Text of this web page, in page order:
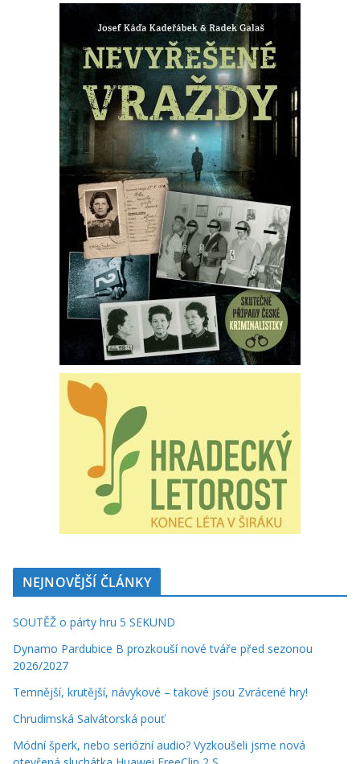
NEJNOVĚJŠÍ ČLÁNKY
SOUTĚŽ o párty hru 5 SEKUND
Dynamo Pardubice B prozkouší nové tváře před sezonou
2026/2027
Temnější, krutější, návykové – takové jsou Zvrácené hry!
Chrudimská Salvátorská pouť
Módní šperk, nebo seriózní audio? Vyzkoušeli jsme nová